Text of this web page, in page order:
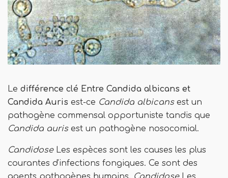
Le différence clé Entre Candida albicans et
Candida Auris est-ce Candida albicansest un
pathogène commensal opportuniste tandis que
Candida aurisest un pathogène nosocomial.
Candidose Les espèces sont les causes les plus
courantes d'infections fongiques. Ce sont des